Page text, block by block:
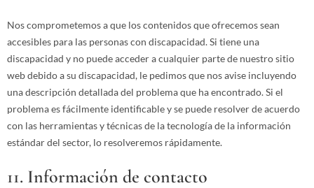
Nos comprometemos a que los contenidos que ofrecemos sean
accesibles para las personas con discapacidad. Si tiene una
discapacidad y no puede acceder a cualquier parte de nuestro sitio
web debido a su discapacidad, le pedimos que nos avise incluyendo
una descripción detallada del problema que ha encontrado. Si el
problema es fácilmente identificable y se puede resolver de acuerdo
con las herramientas y técnicas de la tecnología de la información
estándar del sector, lo resolveremos rápidamente.
11. Información de contacto